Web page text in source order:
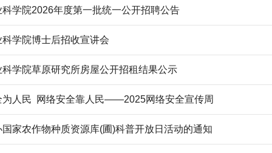
科学院2026年度第一批统一公开招聘公告
学院博士后招收宣讲会
科学院草原研究所房屋公开招租结果公示
为人民 网络安全靠人民——2025网络安全宣传周
家农作物种质资源库(圃)科普开放日活动的通知